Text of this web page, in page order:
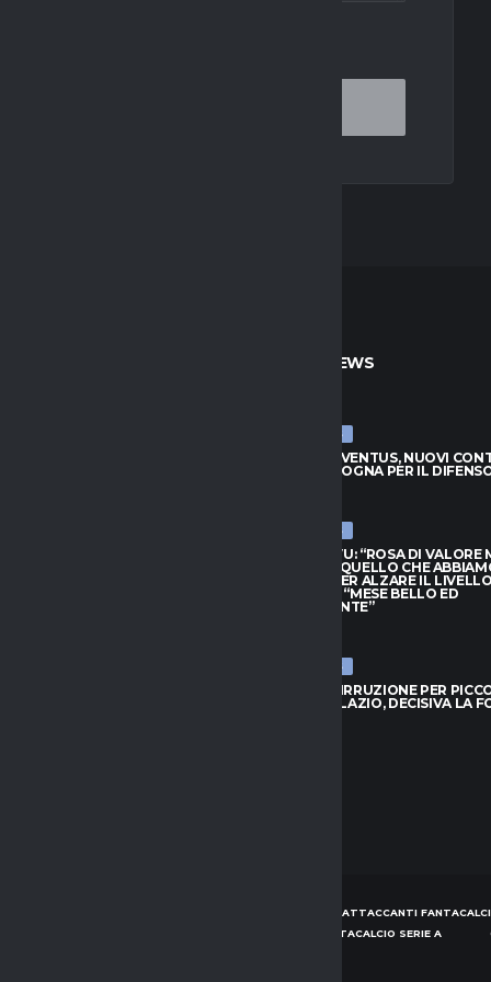
THE NEXT TIME I COMMENT.
ULTIME NEWS
ULTIME NEWS
LUCUMÍ-JUVENTUS, NUOVI
CON IL BOLOGNA PER IL
ULTIME NEWS
INTER, CHIVU: “ROSA DI VALORE
SAPPIAMO QUELLO CHE
BISOGNO PER ALZARE IL
PROVEDEL: “MESE BELLO ED
EMOZIONANTE”
ULTIME NEWS
BOLOGNA, IRRUZIONE PER
A GENOA E LAZIO, DECISIVA LA
CONSIGLI ATTACCANTI
CONSIGLI DIFENSORI FANTACALCIO SERIE A